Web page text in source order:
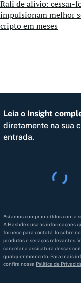
Rali de alívio: cessar-
impulsionam melhor
cripto em meses
Leia o Insight
diretamente na sua
entrada.
Estamos comprometidos com a
A Hashdex usa as informações
fornece para contatá-lo sobre
produtos e serviços relevantes.
cancelar a assinatura dessas
qualquer momento. Para mais
confira nossa Política de